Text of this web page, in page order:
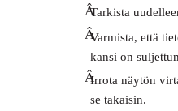
ÂTarkista
ÂVarmista, että
kansi on
ÂIrrota näytön
se takaisin.